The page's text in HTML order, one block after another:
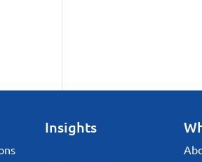
Insights